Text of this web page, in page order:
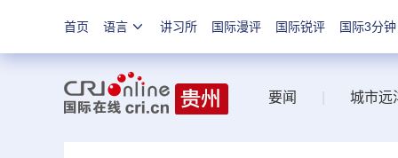
首页 语言 讲习所 国际漫评 国际锐评 国际3分钟
要闻 城市远